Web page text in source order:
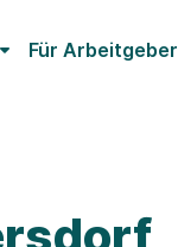
Für Arbeitgeber